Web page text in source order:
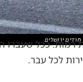
חרדים ירושלים
אירוע ירי בצומת
לכל עבר.